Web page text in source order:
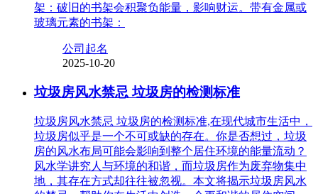
架：破旧的书架会积聚负能量，影响财运。带有金属或
玻璃元素的书架：
公司起名
2025-10-20
垃圾房风水禁忌 垃圾房的检测标准
垃圾房风水禁忌 垃圾房的检测标准,在现代城市生活中，
垃圾房似乎是一个不可或缺的存在。你是否想过，垃圾
房的风水布局可能会影响到整个居住环境的能量流动？
风水学讲究人与环境的和谐，而垃圾房作为废弃物集中
地，其存在方式却往往被忽视。本文将揭示垃圾房风水